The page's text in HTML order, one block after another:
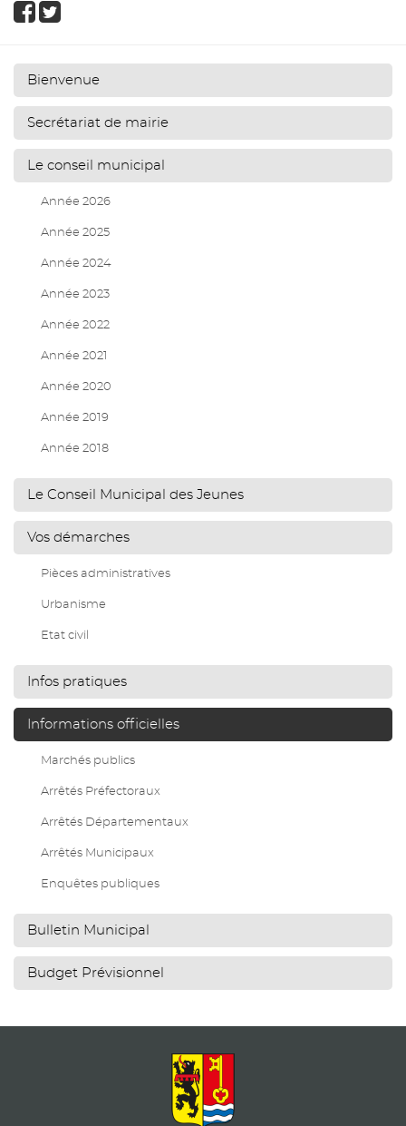
Bienvenue
Secrétariat de mairie
Le conseil municipal
Année 2026
Année 2025
Année 2024
Année 2023
Année 2022
Année 2021
Année 2020
Année 2019
Année 2018
Le Conseil Municipal des Jeunes
Vos démarches
Pièces administratives
Urbanisme
Etat civil
Infos pratiques
Informations officielles
Marchés publics
Arrêtés Préfectoraux
Arrêtés Départementaux
Arrêtés Municipaux
Enquêtes publiques
Bulletin Municipal
Budget Prévisionnel